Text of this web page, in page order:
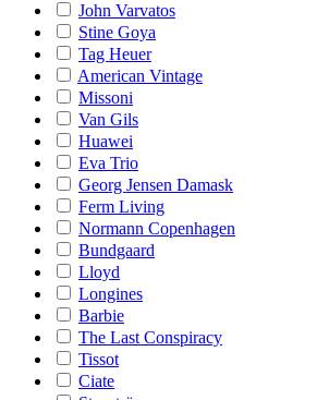
John Varvatos
Stine Goya
Tag Heuer
American Vintage
Missoni
Van Gils
Huawei
Eva Trio
Georg Jensen Damask
Ferm Living
Normann Copenhagen
Bundgaard
Lloyd
Longines
Barbie
The Last Conspiracy
Tissot
Ciate